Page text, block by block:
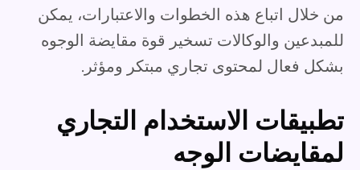
من خلال اتباع هذه الخطوات والاعتبارات، يمكن
للمبدعين والوكالات تسخير قوة مقايضة الوجوه
بشكل فعال لمحتوى تجاري مبتكر ومؤثر.
تطبيقات الاستخدام التجاري
لمقايضات الوجه